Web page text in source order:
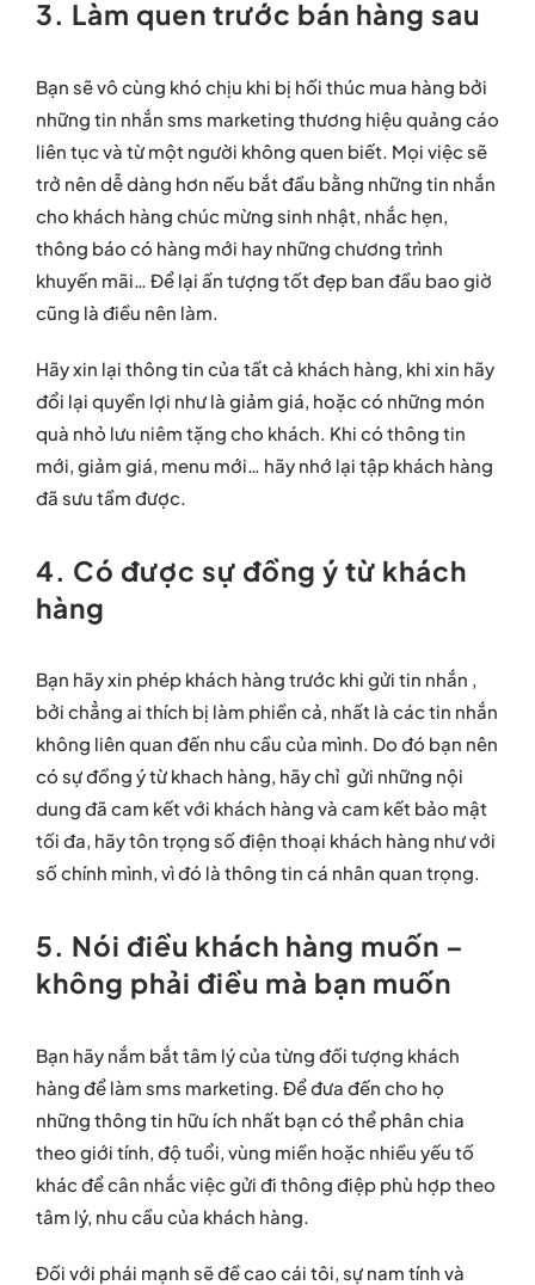
3. Làm quen trước bán hàng sau
Bạn sẽ vô cùng khó chịu khi bị hối thúc mua hàng bởi
những tin nhắn sms marketing thương hiệu quảng cáo
liên tục và từ một người không quen biết. Mọi việc sẽ
trở nên dễ dàng hơn nếu bắt đầu bằng những tin nhắn
cho khách hàng chúc mừng sinh nhật, nhắc hẹn,
thông báo có hàng mới hay những chương trình
khuyến mãi… Để lại ấn tượng tốt đẹp ban đầu bao giờ
cũng là điều nên làm.
Hãy xin lại thông tin của tất cả khách hàng, khi xin hãy
đổi lại quyền lợi như là giảm giá, hoặc có những món
quà nhỏ lưu niêm tặng cho khách. Khi có thông tin
mới, giảm giá, menu mới… hãy nhớ lại tập khách hàng
đã sưu tầm được.
4. Có được sự đồng ý từ khách
hàng
Bạn hãy xin phép khách hàng trước khi gửi tin nhắn ,
bởi chẳng ai thích bị làm phiền cả, nhất là các tin nhắn
không liên quan đến nhu cầu của mình. Do đó bạn nên
có sự đồng ý từ khach hàng, hãy chỉ gửi những nội
dung đã cam kết với khách hàng và cam kết bảo mật
tối đa, hãy tôn trọng số điện thoại khách hàng như với
số chính mình, vì đó là thông tin cá nhân quan trọng.
5. Nói điều khách hàng muốn –
không phải điều mà bạn muốn
Bạn hãy nắm bắt tâm lý của từng đối tượng khách
hàng để làm sms marketing. Để đưa đến cho họ
những thông tin hữu ích nhất bạn có thể phân chia
theo giới tính, độ tuổi, vùng miền hoặc nhiều yếu tố
khác để cân nhắc việc gửi đi thông điệp phù hợp theo
tâm lý, nhu cầu của khách hàng.
Đối với phái mạnh sẽ đề cao cái tôi, sự nam tính và